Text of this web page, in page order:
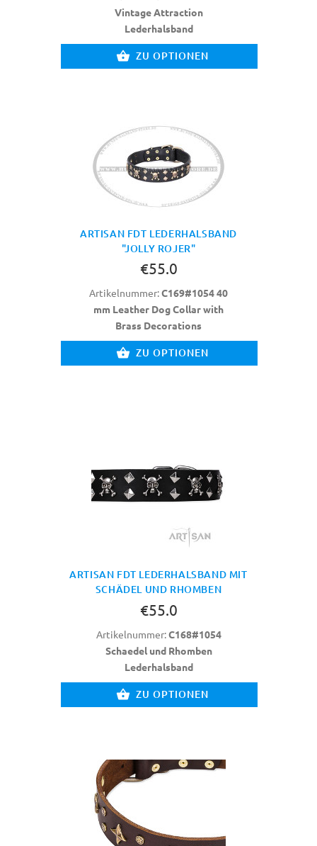
Vintage Attraction
Lederhalsband
ZU OPTIONEN
ARTISAN FDT LEDERHALSBAND
"JOLLY ROJER"
€55.0
Artikelnummer:C169#1054 40
mm Leather Dog Collar with
Brass Decorations
ZU OPTIONEN
ARTISAN FDT LEDERHALSBAND MIT
SCHÄDEL UND RHOMBEN
€55.0
Artikelnummer:C168#1054
Schaedel und Rhomben
Lederhalsband
ZU OPTIONEN